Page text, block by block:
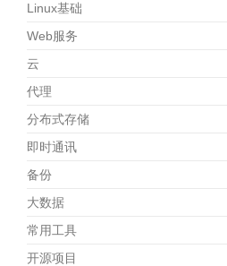
Linux基础
Web服务
云
代理
分布式存储
即时通讯
备份
大数据
常用工具
开源项目